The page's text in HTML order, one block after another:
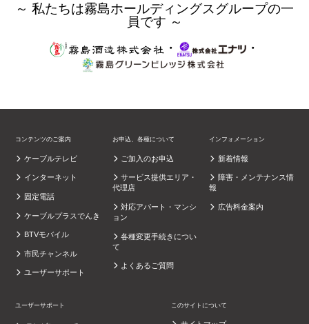
～ 私たちは霧島ホールディングスグループの一
員です ～
・
・
コンテンツのご案内
ケーブルテレビ
インターネット
固定電話
ケーブルプラスでんき
BTVモバイル
市民チャンネル
ユーザーサポート
お申込、各種について
ご加入のお申込
サービス提供エリア・
代理店
対応アパート・マンシ
ョン
各種変更手続きについ
て
よくあるご質問
インフォメーション
新着情報
障害・メンテナンス情
報
広告料金案内
ユーザーサポート このサイトについて